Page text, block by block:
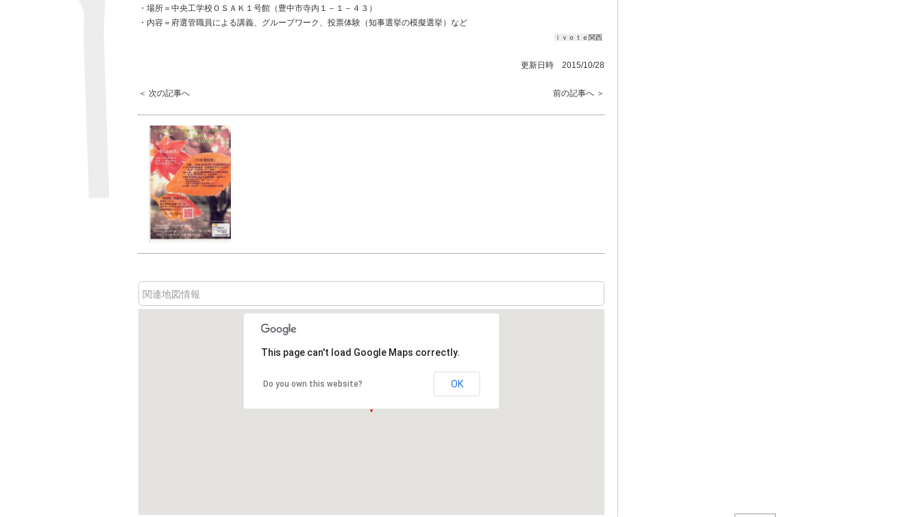
・場所＝中央工学校ＯＳＡＫ１号館（豊中市寺内１－１－４３）
・内容＝府選管職員による講義、グループワーク、投票体験（知事選挙の模擬選挙）など
ｉｖｏｔｅ関西
更新日時 2015/10/28
前の記事へ ＞
＜ 次の記事へ
関連地図情報
This page can't load Google Maps correctly.
Do you own this website? OK